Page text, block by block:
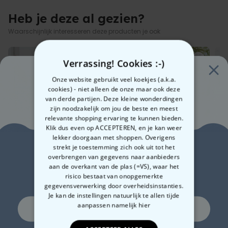
Heb je deze al gezien?
Waarschijnlijk interesseren deze producten je ook
Personaliseerbare badjas Badjas met Bladeren,
Foto en Tekst
€ 39,99
Verrassing! Cookies :-)
Onze website gebruikt veel koekjes (a.k.a.
cookies) - niet alleen de onze maar ook deze
van derde partijen. Deze kleine wonderdingen
zijn noodzakelijk om jou de beste en meest
relevante shopping ervaring te kunnen bieden.
Klik dus even op ACCEPTEREN, en je kan weer
lekker doorgaan met shoppen. Overigens
strekt je toestemming zich ook uit tot het
overbrengen van gegevens naar aanbieders
aan de overkant van de plas (=VS), waar het
risico bestaat van onopgemerkte
gegevensverwerking door overheidsinstanties.
Je kan de instellingen natuurlijk te allen tijde
aanpassen namelijk hier
Zin in
10% korting?
Ja, graag!